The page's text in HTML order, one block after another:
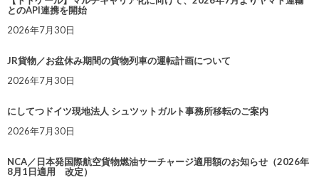
とのAPI連携を開始
2026年7月30日
JR貨物／お盆休み期間の貨物列車の運転計画について
2026年7月30日
にしてつドイツ現地法人 シュツットガルト事務所移転のご案内
2026年7月30日
NCA／日本発国際航空貨物燃油サーチャージ適用額のお知らせ（2026年
8月1日適用 改定）